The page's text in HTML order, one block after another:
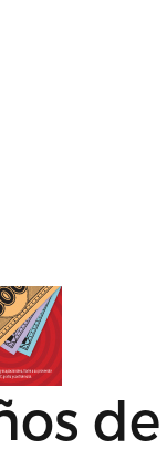
de